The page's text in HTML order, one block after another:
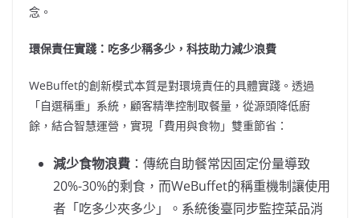
念。
環保責任實踐：吃多少稱多少，科技助力減少浪費
WeBuffet的創新模式本質是對環境責任的具體實踐。透過
「自選稱重」系統，顧客精準控制取餐量，從源頭降低廚
餘，結合智慧運營，實現「費用與食物」雙重節省：
減少食物浪費 ：傳統自助餐常因固定份量導致
20%-30%的剩食，而WeBuffet的稱重機制讓使用
者「吃多少夾多少」。系統後臺同步監控菜品消